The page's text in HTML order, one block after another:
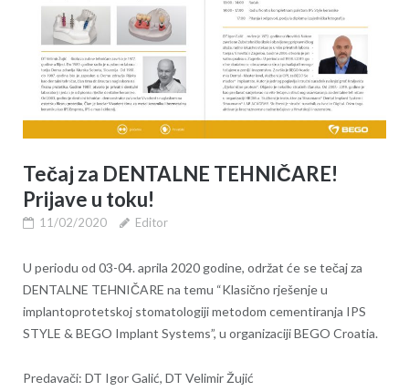
Tečaj za DENTALNE TEHNIČARE!
Prijave u toku!
11/02/2020 Editor
U periodu od 03-04. aprila 2020 godine, održat će se tečaj za
DENTALNE TEHNIČARE na temu “Klasično rješenje u
implantoprotetskoj stomatologiji metodom cementiranja IPS
STYLE & BEGO Implant Systems”, u organizaciji BEGO Croatia.
Predavači: DT Igor Galić, DT Velimir Žujić